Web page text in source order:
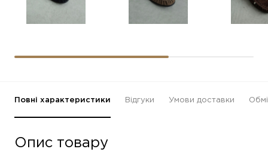
Повні характеристики Відгуки Умови доставки
Опис товару